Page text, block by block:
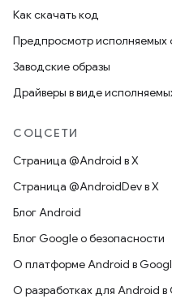
Как скачать код
Предпросмотр исполняемых
Заводские образы
Драйверы в виде
СОЦСЕТИ
Страница @Android в X
Страница @AndroidDev в X
Блог Android
Блог Google о безопасности
О платформе Android в
О разработках для Android в